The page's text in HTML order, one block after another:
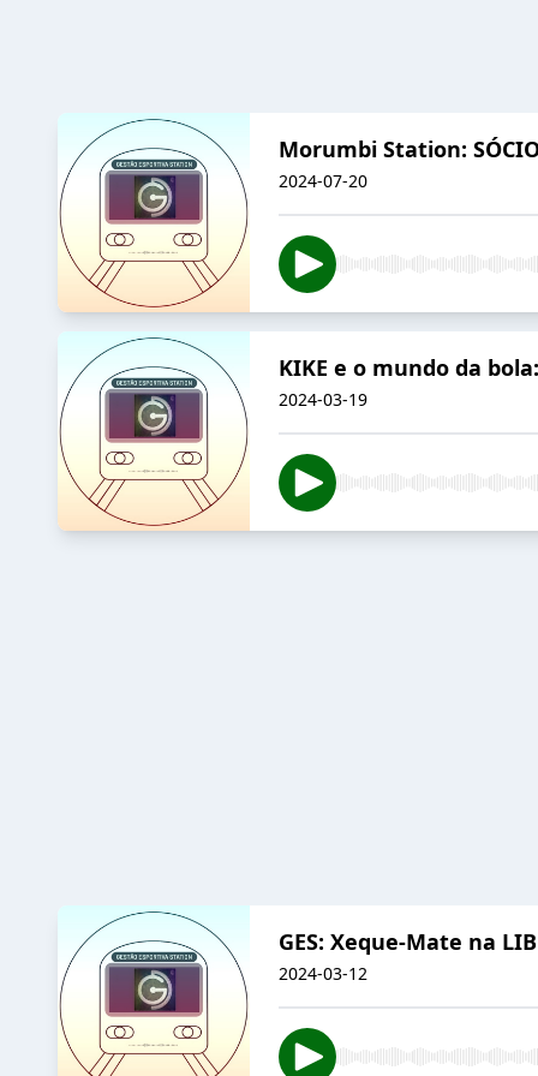
Morumbi Station:
2024-07-20
KIKE e o mundo da
2024-03-19
GES: Xeque-Mate na
2024-03-12